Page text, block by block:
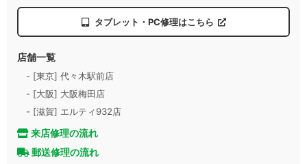
タブレット・PC修理はこちら
店舗一覧
- [東京] 代々木駅前店
- [大阪] 大阪梅田店
- [滋賀] エルティ932店
来店修理の流れ
郵送修理の流れ